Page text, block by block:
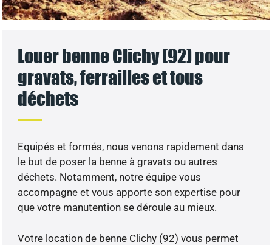
Louer benne Clichy (92) pour
gravats, ferrailles et tous
déchets
Equipés et formés, nous venons rapidement dans
le but de poser la benne à gravats ou autres
déchets. Notamment, notre équipe vous
accompagne et vous apporte son expertise pour
que votre manutention se déroule au mieux.
Votre location de benne Clichy (92) vous permet